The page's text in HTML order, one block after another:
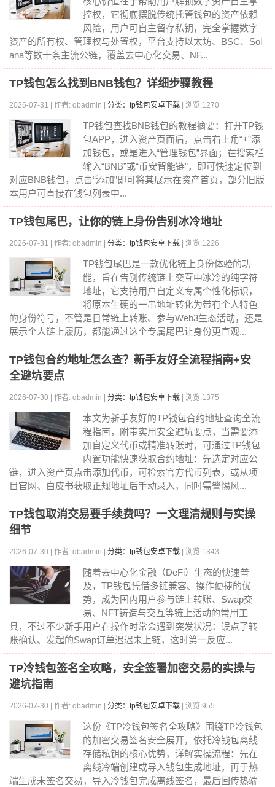
控权，它彻底摆脱传统托管钱包的资产依赖
风险，用户可自主留存私钥，完全掌握数字
资产的所有权、管理权与处置权，平台支持以太坊、BSC、Sol
ana等数十条主流公链，覆盖去中心化交易、NF...
TP钱包怎么找到BNB钱包？详细步骤教程
2026-07-31 | 作者: qbadmin | 分类：tp钱包安卓下载 | 浏览:1270
TP钱包查找BNB钱包的教程摘要：打开TP钱
包APP，进入资产页面后，点击右上角“+”添
加钱包，或是进入“管理钱包”界面；在搜索栏
输入“BNB”或“币安智能链”，即可快速定位到
对应BNB钱包，点击“添加”即可将其展示在资产首页，部分旧版
本用户可直接在钱包列表中...
TP钱包尾巴，让你的链上身份告别冰冷地址
2026-07-31 | 作者: qbadmin | 分类：tp钱包安卓下载 | 浏览:1226
TP钱包尾巴是一款优化链上身份体验的功
能，旨在告别传统链上交互中冰冷的纯字符
地址，它支持用户自定义专属个性化标识，
将原本生硬的一串地址转化为带有个人特色
的身份符号，不管是日常链上转账、参与Web3生态活动，还是
展示个人链上履历，都能通过这个专属尾巴让身份更直观...
TP钱包合约地址怎么查？新手友好全流程指南+安
全避坑要点
2026-07-30 | 作者: qbadmin | 分类：tp钱包安卓下载 | 浏览:1375
本文为新手友好的TP钱包合约地址查询全流
程指南，附带实用安全避坑要点，当需要添
加自定义代币或精准转账时，可通过TP钱包
内置功能快速获取合约地址：先选定对应公
链，进入资产页点击添加代币，可检索官方代币列表，或从项
目官网、白皮书获取正规地址后手动录入，同时需警惕风...
TP钱包取消交易要手续费吗？一文理清规则与实操
细节
2026-07-30 | 作者: qbadmin | 分类：tp钱包安卓下载 | 浏览:1343
随着去中心化金融（DeFi）生态的快速普
及，TP钱包凭借多链兼容、操作便捷的优
势，成为国内用户参与链上转账、Swap交
易、NFT铸造与交互等链上活动的常用工
具，不过不少新手用户在操作时常会遇到突发状况：误点了转
账确认、发起的Swap订单迟迟未上链，这时第一反应...
TP冷钱包签名全攻略，安全签署加密交易的实操与
避坑指南
2026-07-30 | 作者: qbadmin | 分类：tp钱包安卓下载 | 浏览:955
这份《TP冷钱包签名全攻略》围绕TP冷钱包
的加密交易签名安全展开，依托冷钱包离线
存储私钥的核心优势，详解实操流程：先在
离线冷端创建或导入钱包生成地址，再于热
端生成未签名交易，导入冷钱包完成离线签名，最后回传热端